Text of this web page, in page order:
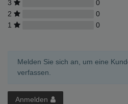
3
0
2
0
1
0
Melden Sie sich an, um eine
verfassen.
Anmelden